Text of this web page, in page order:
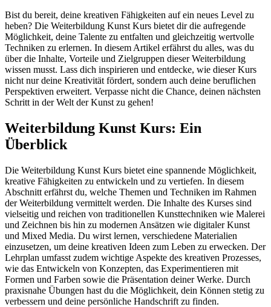
Bist du bereit, deine kreativen Fähigkeiten auf ein neues Level zu
heben? Die Weiterbildung Kunst Kurs bietet dir die aufregende
Möglichkeit, deine Talente zu entfalten und gleichzeitig wertvolle
Techniken zu erlernen. In diesem Artikel erfährst du alles, was du
über die Inhalte, Vorteile und Zielgruppen dieser Weiterbildung
wissen musst. Lass dich inspirieren und entdecke, wie dieser Kurs
nicht nur deine Kreativität fördert, sondern auch deine beruflichen
Perspektiven erweitert. Verpasse nicht die Chance, deinen nächsten
Schritt in der Welt der Kunst zu gehen!
Weiterbildung Kunst Kurs: Ein
Überblick
Die Weiterbildung Kunst Kurs bietet eine spannende Möglichkeit,
kreative Fähigkeiten zu entwickeln und zu vertiefen. In diesem
Abschnitt erfährst du, welche Themen und Techniken im Rahmen
der Weiterbildung vermittelt werden. Die Inhalte des Kurses sind
vielseitig und reichen von traditionellen Kunsttechniken wie Malerei
und Zeichnen bis hin zu modernen Ansätzen wie digitaler Kunst
und Mixed Media. Du wirst lernen, verschiedene Materialien
einzusetzen, um deine kreativen Ideen zum Leben zu erwecken. Der
Lehrplan umfasst zudem wichtige Aspekte des kreativen Prozesses,
wie das Entwickeln von Konzepten, das Experimentieren mit
Formen und Farben sowie die Präsentation deiner Werke. Durch
praxisnahe Übungen hast du die Möglichkeit, dein Können stetig zu
verbessern und deine persönliche Handschrift zu finden.